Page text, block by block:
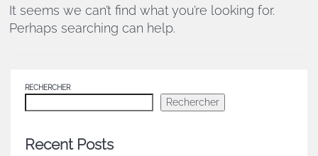
It seems we can’t find what you’re looking for.
Perhaps searching can help.
RECHERCHER
Rechercher
Recent Posts